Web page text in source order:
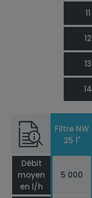
11
12
13
14
Filtre NW
25 1"
Débit
moyen
en l/h
5 000